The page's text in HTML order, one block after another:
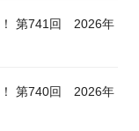
！ 第741回 2026年
！ 第740回 2026年